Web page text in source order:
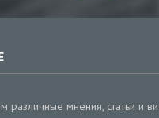
различные мнения, статьи и